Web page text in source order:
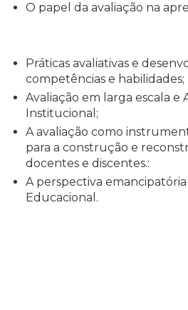
O papel da avaliação na
Práticas avaliativas e
competências e habilidades;
Avaliação em larga escala e
Institucional;
A avaliação como
para a construção e
docentes e discentes.:
A perspectiva emancipatória
Educacional.